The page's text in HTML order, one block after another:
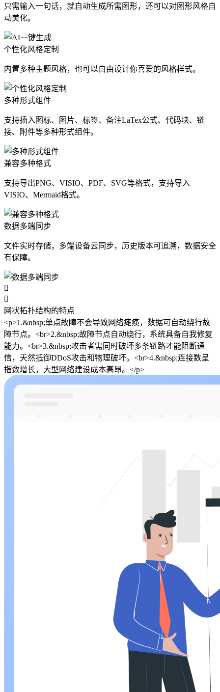
只需输入一句话，就自动生成所需图形，还可以对图形风格自
动美化。
个性化风格定制
内置多种主题风格，也可以自由设计你喜爱的风格样式。
多种形式组件
支持插入图标、图片、标签、备注LaTex公式、代码块、链
接、附件等多种形式组件。
兼容多种格式
支持导出PNG、VISIO、PDF、SVG等格式，支持导入
VISIO、Mermaid格式。
数据多端同步
文件实时存储，多端设备云同步，历史版本可追溯，数据安全
有保障。


网状拓扑结构的特点
<p>1.&nbsp;单点故障不会导致网络瘫痪，数据可自动绕行故
障节点。<br>2.&nbsp;故障节点自动绕行，系统具备自我修复
能力。<br>3.&nbsp;攻击者需同时破坏多条链路才能阻断通
信，天然抵御DDoS攻击和物理破坏。<br>4.&nbsp;连接数呈
指数增长，大型网络建设成本高昂。</p>